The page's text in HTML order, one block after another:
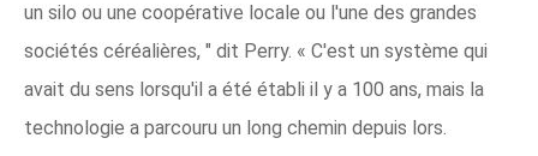
un silo ou une coopérative locale ou l'une des grandes
sociétés céréalières, " dit Perry. « C'est un système qui
avait du sens lorsqu'il a été établi il y a 100 ans, mais la
technologie a parcouru un long chemin depuis lors.